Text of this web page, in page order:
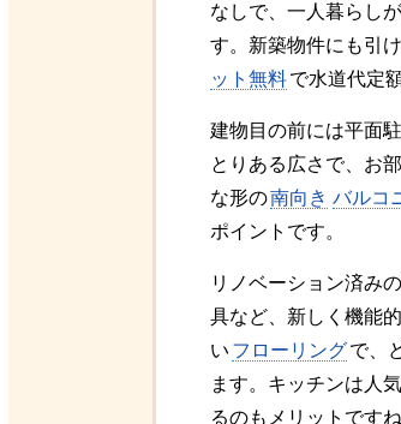
なしで、一人暮らし
す。新築物件にも引
ット無料で水道代定
建物目の前には平面
とりある広さで、お
な形の南向き バルコ
ポイントです。
リノベーション済み
具など、新しく機能
い フローリングで、
ます。キッチンは人
るのもメリットです